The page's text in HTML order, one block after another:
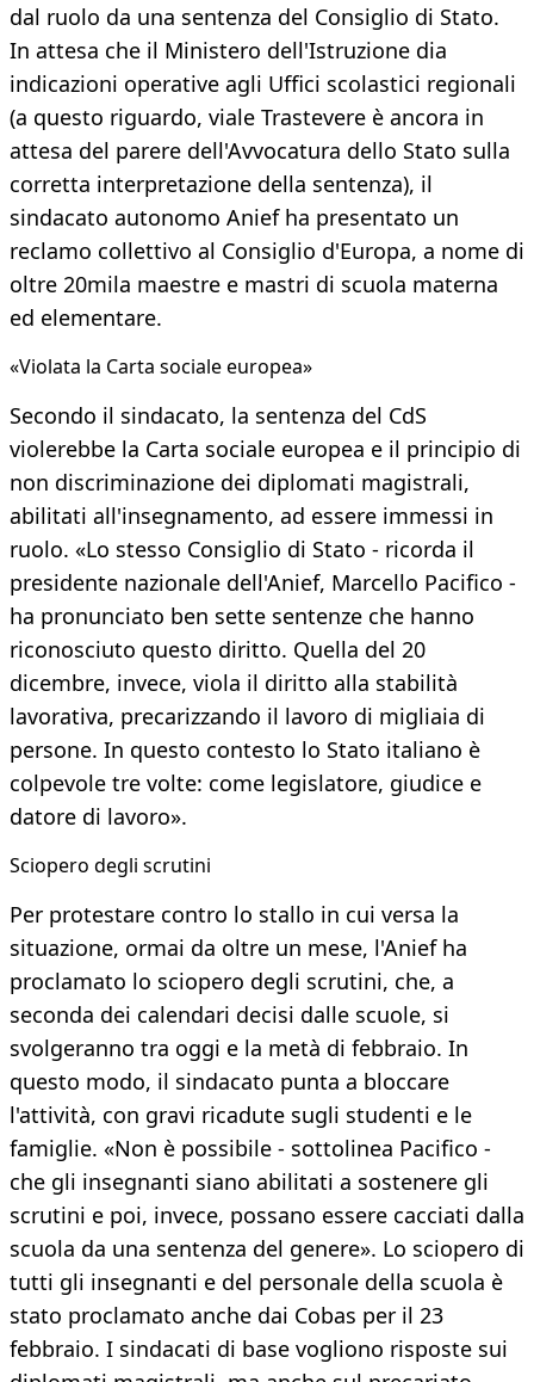
dal ruolo da una sentenza del Consiglio di Stato.
In attesa che il Ministero dell'Istruzione dia
indicazioni operative agli Uffici scolastici regionali
(a questo riguardo, viale Trastevere è ancora in
attesa del parere dell'Avvocatura dello Stato sulla
corretta interpretazione della sentenza), il
sindacato autonomo Anief ha presentato un
reclamo collettivo al Consiglio d'Europa, a nome di
oltre 20mila maestre e mastri di scuola materna
ed elementare.
«Violata la Carta sociale europea»
Secondo il sindacato, la sentenza del CdS
violerebbe la Carta sociale europea e il principio di
non discriminazione dei diplomati magistrali,
abilitati all'insegnamento, ad essere immessi in
ruolo. «Lo stesso Consiglio di Stato - ricorda il
presidente nazionale dell'Anief, Marcello Pacifico -
ha pronunciato ben sette sentenze che hanno
riconosciuto questo diritto. Quella del 20
dicembre, invece, viola il diritto alla stabilità
lavorativa, precarizzando il lavoro di migliaia di
persone. In questo contesto lo Stato italiano è
colpevole tre volte: come legislatore, giudice e
datore di lavoro».
Sciopero degli scrutini
Per protestare contro lo stallo in cui versa la
situazione, ormai da oltre un mese, l'Anief ha
proclamato lo sciopero degli scrutini, che, a
seconda dei calendari decisi dalle scuole, si
svolgeranno tra oggi e la metà di febbraio. In
questo modo, il sindacato punta a bloccare
l'attività, con gravi ricadute sugli studenti e le
famiglie. «Non è possibile - sottolinea Pacifico -
che gli insegnanti siano abilitati a sostenere gli
scrutini e poi, invece, possano essere cacciati dalla
scuola da una sentenza del genere». Lo sciopero di
tutti gli insegnanti e del personale della scuola è
stato proclamato anche dai Cobas per il 23
febbraio. I sindacati di base vogliono risposte sui